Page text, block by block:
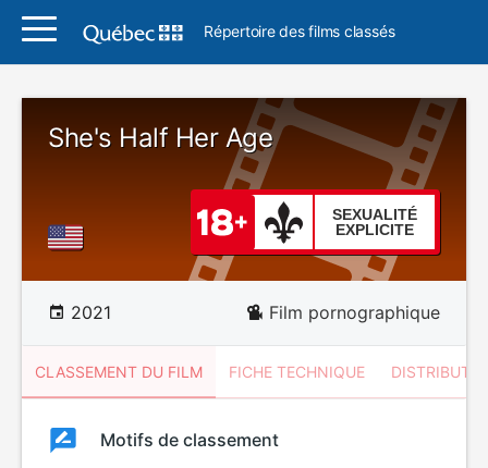
Répertoire des films classés
She's Half Her Age
SEXUALITÉ
EXPLICITE
2021 Film pornographique
CLASSEMENT DU FILM FICHE TECHNIQUE
ClassementClassement
Motifs de classement